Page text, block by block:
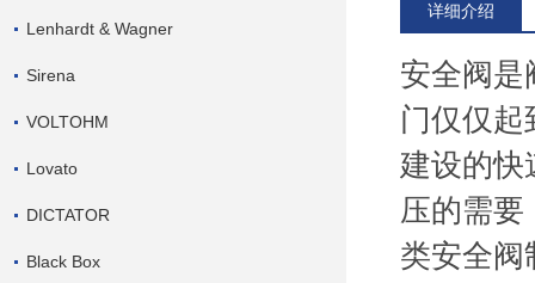
Lenhardt & Wagner
Sirena
VOLTOHM
Lovato
DICTATOR
Black Box
详细介绍
安全阀是
门仅仅起
建设的快
压的需要
类安全阀